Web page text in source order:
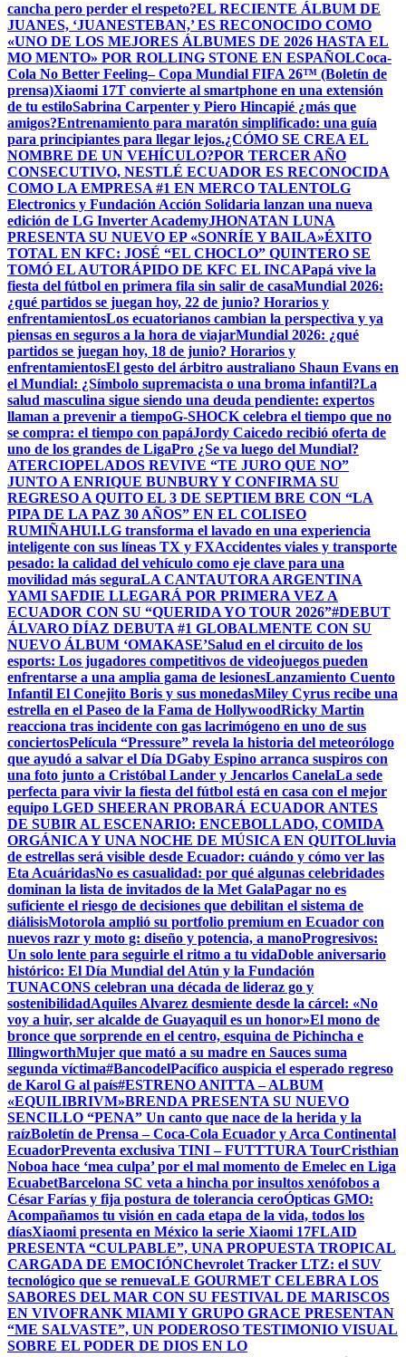
cancha pero perder el respeto?EL RECIENTE ÁLBUM DE
JUANES, ‘JUANESTEBAN,’ ES RECONOCIDO COMO
«UNO DE LOS MEJORES ÁLBUMES DE 2026 HASTA EL
MO MENTO» POR ROLLING STONE EN ESPAÑOLCoca-
Cola No Better Feeling– Copa Mundial FIFA 26™ (Boletín de
prensa)Xiaomi 17T convierte al smartphone en una extensión
de tu estiloSabrina Carpenter y Piero Hincapié ¿más que
amigos?Entrenamiento para maratón simplificado: una guía
para principiantes para llegar lejos.¿CÓMO SE CREA EL
NOMBRE DE UN VEHÍCULO?POR TERCER AÑO
CONSECUTIVO, NESTLÉ ECUADOR ES RECONOCIDA
COMO LA EMPRESA #1 EN MERCO TALENTOLG
Electronics y Fundación Acción Solidaria lanzan una nueva
edición de LG Inverter AcademyJHONATAN LUNA
PRESENTA SU NUEVO EP «SONRÍE Y BAILA»ÉXITO
TOTAL EN KFC: JOSÉ “EL CHOCLO” QUINTERO SE
TOMÓ EL AUTORÁPIDO DE KFC EL INCAPapá vive la
fiesta del fútbol en primera fila sin salir de casaMundial 2026:
¿qué partidos se juegan hoy, 22 de junio? Horarios y
enfrentamientosLos ecuatorianos cambian la perspectiva y ya
piensas en seguros a la hora de viajarMundial 2026: ¿qué
partidos se juegan hoy, 18 de junio? Horarios y
enfrentamientosEl gesto del árbitro australiano Shaun Evans en
el Mundial: ¿Símbolo supremacista o una broma infantil?La
salud masculina sigue siendo una deuda pendiente: expertos
llaman a prevenir a tiempoG-SHOCK celebra el tiempo que no
se compra: el tiempo con papáJordy Caicedo recibió oferta de
uno de los grandes de LigaPro ¿Se va luego del Mundial?
ATERCIOPELADOS REVIVE “TE JURO QUE NO”
JUNTO A ENRIQUE BUNBURY Y CONFIRMA SU
REGRESO A QUITO EL 3 DE SEPTIEM BRE CON “LA
PIPA DE LA PAZ 30 AÑOS” EN EL COLISEO
RUMIÑAHUI.LG transforma el lavado en una experiencia
inteligente con sus líneas TX y FXAccidentes viales y transporte
pesado: la calidad del vehículo como eje clave para una
movilidad más seguraLA CANTAUTORA ARGENTINA
YAMI SAFDIE LLEGARÁ POR PRIMERA VEZ A
ECUADOR CON SU “QUERIDA YO TOUR 2026”#DEBUT
ÁLVARO DÍAZ DEBUTA #1 GLOBALMENTE CON SU
NUEVO ÁLBUM ‘OMAKASE’Salud en el circuito de los
esports: Los jugadores competitivos de videojuegos pueden
enfrentarse a una amplia gama de lesionesLanzamiento Cuento
Infantil El Conejito Boris y sus monedasMiley Cyrus recibe una
estrella en el Paseo de la Fama de HollywoodRicky Martin
reacciona tras incidente con gas lacrimógeno en uno de sus
conciertosPelícula “Pressure” revela la historia del meteorólogo
que ayudó a salvar el Día DGaby Espino arranca suspiros con
una foto junto a Cristóbal Lander y Jencarlos CanelaLa sede
perfecta para vivir la fiesta del fútbol está en casa con el mejor
equipo LGED SHEERAN PROBARÁ ECUADOR ANTES
DE SUBIR AL ESCENARIO: ENCEBOLLADO, COMIDA
ORGÁNICA Y UNA NOCHE DE MÚSICA EN QUITOLluvia
de estrellas será visible desde Ecuador: cuándo y cómo ver las
Eta AcuáridasNo es casualidad: por qué algunas celebridades
dominan la lista de invitados de la Met GalaPagar no es
suficiente el riesgo de decisiones que debilitan el sistema de
diálisisMotorola amplió su portfolio premium en Ecuador con
nuevos razr y moto g: diseño y potencia, a manoProgresivos:
Un solo lente para seguirle el ritmo a tu vidaDoble aniversario
histórico: El Día Mundial del Atún y la Fundación
TUNACONS celebran una década de lideraz go y
sostenibilidadAquiles Alvarez desmiente desde la cárcel: «No
voy a huir, ser alcalde de Guayaquil es un honor»El mono de
bronce que sorprende en el centro, esquina de Pichincha e
IllingworthMujer que mató a su madre en Sauces suma
segunda víctima#BancodelPacífico auspicia el esperado regreso
de Karol G al país#ESTRENO ANITTA – ALBUM
«EQUILIBRIVM»BRENDA PRESENTA SU NUEVO
SENCILLO “PENA” Un canto que nace de la herida y la
raízBoletín de Prensa – Coca-Cola Ecuador y Arca Continental
EcuadorPreventa exclusiva TINI – FUTTTURA TourCristhian
Noboa hace ‘mea culpa’ por el mal momento de Emelec en Liga
EcuabetBarcelona SC veta a hincha por insultos xenófobos a
César Farías y fija postura de tolerancia ceroÓpticas GMO:
Acompañamos tu visión en cada etapa de la vida, todos los
díasXiaomi presenta en México la serie Xiaomi 17FLAID
PRESENTA “CULPABLE”, UNA PROPUESTA TROPICAL
CARGADA DE EMOCIÓNChevrolet Tracker LTZ: el SUV
tecnológico que se renuevaLE GOURMET CELEBRA LOS
SABORES DEL MAR CON SU FESTIVAL DE MARISCOS
EN VIVOFRANK MIAMI Y GRUPO GRACE PRESENTAN
“ME SALVASTE”, UN PODEROSO TESTIMONIO VISUAL
SOBRE EL PODER DE DIOS EN LO